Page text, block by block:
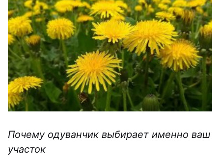
Почему одуванчик выбирает именно ваш
участок